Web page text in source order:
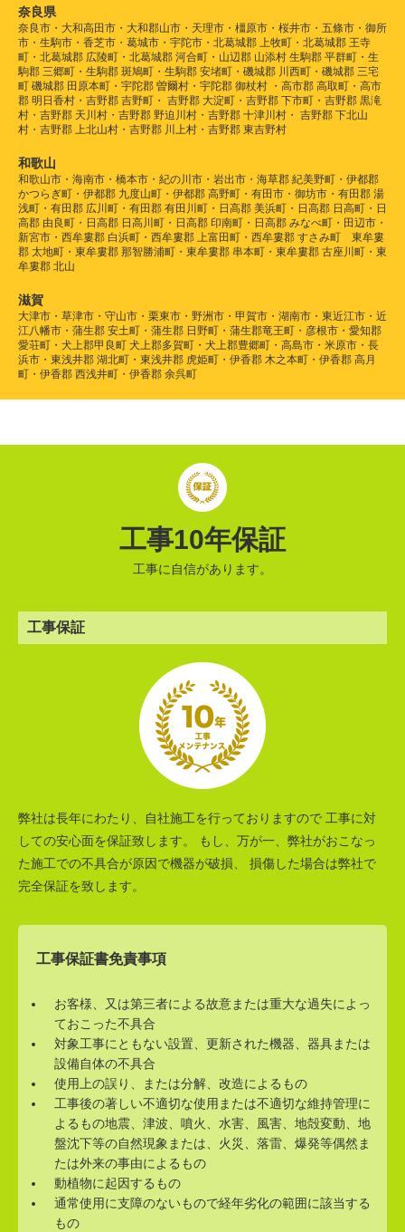
奈良県
奈良市・大和高田市・大和郡山市・天理市・橿原市・桜井市・五條市・御所
市・生駒市・香芝市・葛城市・宇陀市・北葛城郡 上牧町・北葛城郡 王寺
町・北葛城郡 広陵町・北葛城郡 河合町・山辺郡 山添村 生駒郡 平群町・生
駒郡 三郷町・生駒郡 斑鳩町・生駒郡 安堵町・磯城郡 川西町・磯城郡 三宅
町 磯城郡 田原本町・宇陀郡 曽爾村・宇陀郡 御杖村 ・高市郡 高取町・高市
郡 明日香村・吉野郡 吉野町・ 吉野郡 大淀町・吉野郡 下市町・吉野郡 黒滝
村・吉野郡 天川村・吉野郡 野迫川村・吉野郡 十津川村・ 吉野郡 下北山
村・吉野郡 上北山村・吉野郡 川上村・吉野郡 東吉野村
和歌山
和歌山市・海南市・橋本市・紀の川市・岩出市・海草郡 紀美野町・伊都郡
かつらぎ町・伊都郡 九度山町・伊都郡 高野町・有田市・御坊市・有田郡 湯
浅町・有田郡 広川町・有田郡 有田川町・日高郡 美浜町・日高郡 日高町・日
高郡 由良町・日高郡 日高川町・日高郡 印南町・日高郡 みなべ町・田辺市・
新宮市・西牟婁郡 白浜町・西牟婁郡 上富田町・西牟婁郡 すさみ町 東牟婁
郡 太地町・東牟婁郡 那智勝浦町・東牟婁郡 串本町・東牟婁郡 古座川町・東
牟婁郡 北山
滋賀
大津市・草津市・守山市・栗東市・野洲市・甲賀市・湖南市・東近江市・近
江八幡市・蒲生郡 安土町・蒲生郡 日野町・蒲生郡竜王町・彦根市・愛知郡
愛荘町・犬上郡甲良町 犬上郡多賀町・犬上郡豊郷町・高島市・米原市・長
浜市・東浅井郡 湖北町・東浅井郡 虎姫町・伊香郡 木之本町・伊香郡 高月
町・伊香郡 西浅井町・伊香郡 余呉町
工事10年保証
工事に自信があります。
工事保証
弊社は長年にわたり、自社施工を行っておりますので 工事に対
しての安心面を保証致します。 もし、万が一、弊社がおこなっ
た施工での不具合が原因で機器が破損、 損傷した場合は弊社で
完全保証を致します。
工事保証書免責事項
お客様、又は第三者による故意または重大な過失によっ
ておこった不具合
対象工事にともない設置、更新された機器、器具または
設備自体の不具合
使用上の誤り、または分解、改造によるもの
工事後の著しい不適切な使用または不適切な維持管理に
よるもの地震、津波、噴火、水害、風害、地殻変動、地
盤沈下等の自然現象または、火災、落雷、爆発等偶然ま
たは外来の事由によるもの
動植物に起因するもの
通常使用に支障のないもので経年劣化の範囲に該当する
もの